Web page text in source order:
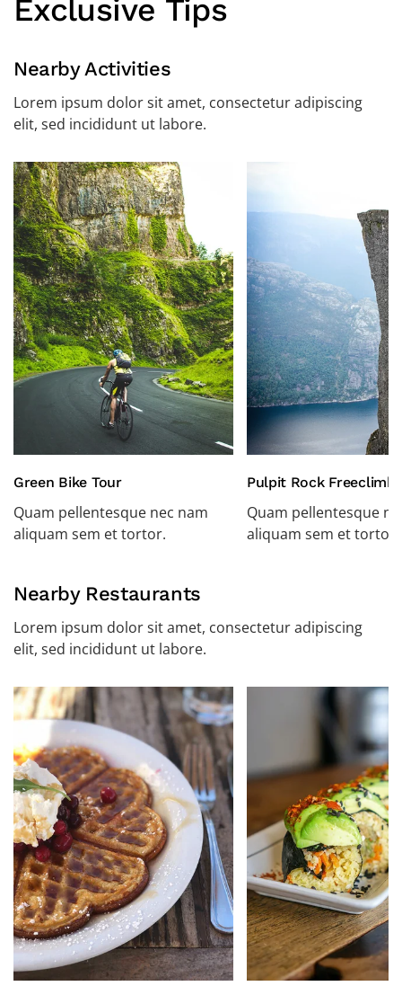
Exclusive Tips
Nearby Activities
Lorem ipsum dolor sit amet, consectetur adipiscing
elit, sed incididunt ut labore.
Green Bike Tour
Quam pellentesque nec nam
aliquam sem et tortor.
Pulpit Rock
Quam pellentesque
aliquam sem et tortor.
Nearby Restaurants
Lorem ipsum dolor sit amet, consectetur adipiscing
elit, sed incididunt ut labore.